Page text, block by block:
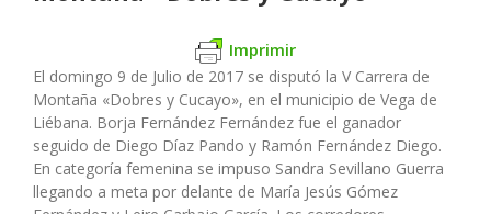
Imprimir
El domingo 9 de Julio de 2017 se disputó la V Carrera de
Montaña «Dobres y Cucayo», en el municipio de Vega de
Liébana. Borja Fernández Fernández fue el ganador
seguido de Diego Díaz Pando y Ramón Fernández Diego.
En categoría femenina se impuso Sandra Sevillano Guerra
llegando a meta por delante de María Jesús Gómez